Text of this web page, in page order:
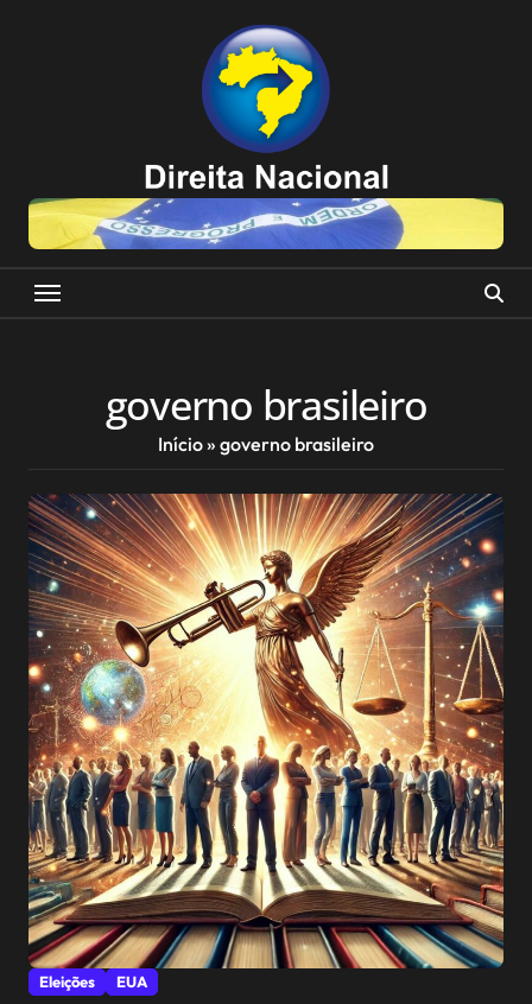
governo brasileiro
Início» governo brasileiro
Eleições EUA